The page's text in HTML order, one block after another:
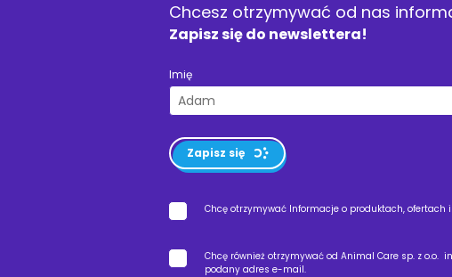
Chcesz otrzymywać od nas
Zapisz się do newslettera!
Imię
Zapisz się
Chcę otrzymywać Informacje o produktach, ofertach
Chcę również otrzymywać od Animal Care sp. z o.o.
podany adres e-mail.